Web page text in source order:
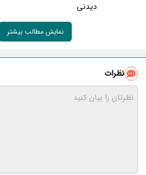
دیدنی
نمایش مطالب بیشتر
نظرات